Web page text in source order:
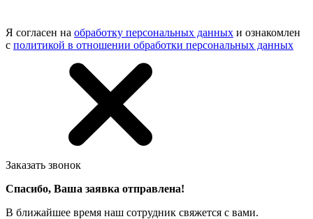
Я согласен на обработку персональных данных и ознакомлен
с политикой в отношении обработки персональных данных
Заказать звонок
Спасибо, Ваша заявка отправлена!
В ближайшее время наш сотрудник свяжется с вами.